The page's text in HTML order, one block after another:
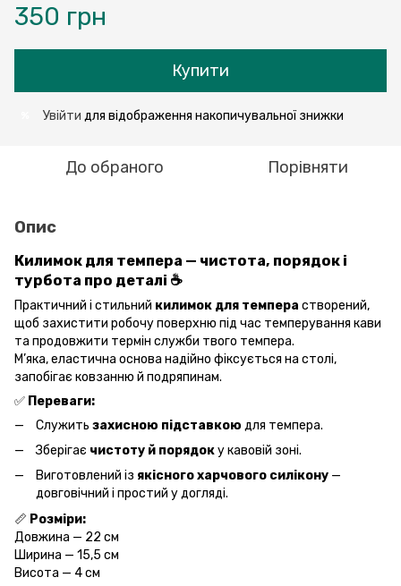
350 грн
Купити
Увійти для відображення накопичувальної знижки
До обраного Порівняти
Опис
Килимок для темпера — чистота, порядок і
турбота про деталі ☕
Практичний і стильний килимок для темпера створений,
щоб захистити робочу поверхню під час темперування кави
та продовжити термін служби твого темпера.
М’яка, еластична основа надійно фіксується на столі,
запобігає ковзанню й подряпинам.
✅ Переваги:
Служить захисною підставкою для темпера.
Зберігає чистоту й порядоку кавовій зоні.
Виготовлений із якісного харчового силікону —
довговічний і простий у догляді.
📏 Розміри:
Довжина — 22 см
Ширина — 15,5 см
Висота — 4 см